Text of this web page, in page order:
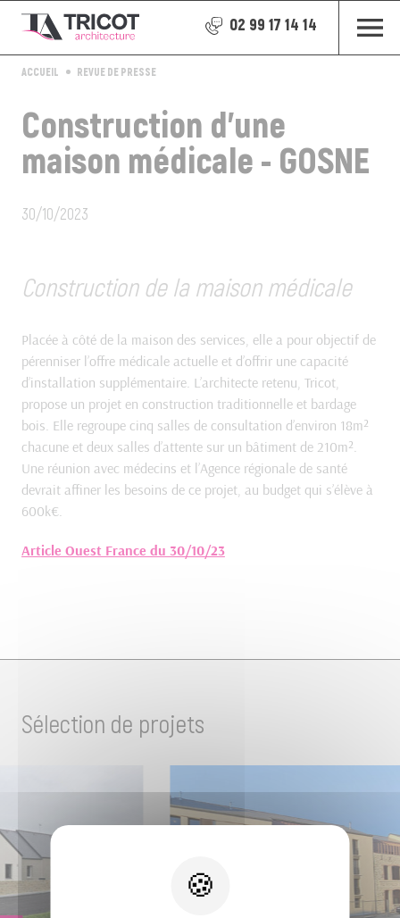
02 99 17 14 14
ACCUEIL REVUE DE PRESSE
Construction d'une
maison médicale - GOSNE
30/10/2023
Construction de la maison médicale
Placée à côté de la maison des services, elle a pour objectif de
pérenniser l’offre médicale actuelle et d’offrir une capacité
d’installation supplémentaire. L’architecte retenu, Tricot,
propose un projet en construction traditionnelle et bardage
bois. Elle regroupe cinq salles de consultation d’environ 18m²
chacune et deux salles d’attente sur un bâtiment de 210m².
Une réunion avec médecins et l’Agence régionale de santé
devrait affiner les besoins de ce projet, au budget qui s’élève à
600k€.
Article Ouest France du 30/10/23
Sélection de projets